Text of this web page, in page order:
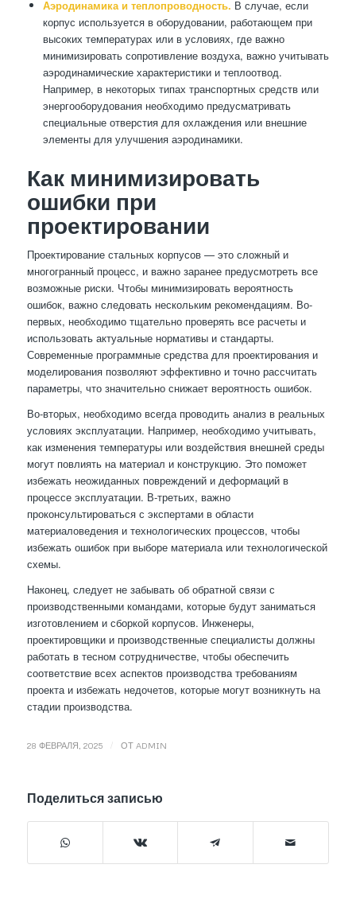
Аэродинамика и теплопроводность. В случае, если
корпус используется в оборудовании, работающем при
высоких температурах или в условиях, где важно
минимизировать сопротивление воздуха, важно учитывать
аэродинамические характеристики и теплоотвод.
Например, в некоторых типах транспортных средств или
энергооборудования необходимо предусматривать
специальные отверстия для охлаждения или внешние
элементы для улучшения аэродинамики.
Как минимизировать
ошибки при
проектировании
Проектирование стальных корпусов — это сложный и
многогранный процесс, и важно заранее предусмотреть все
возможные риски. Чтобы минимизировать вероятность
ошибок, важно следовать нескольким рекомендациям. Во-
первых, необходимо тщательно проверять все расчеты и
использовать актуальные нормативы и стандарты.
Современные программные средства для проектирования и
моделирования позволяют эффективно и точно рассчитать
параметры, что значительно снижает вероятность ошибок.
Во-вторых, необходимо всегда проводить анализ в реальных
условиях эксплуатации. Например, необходимо учитывать,
как изменения температуры или воздействия внешней среды
могут повлиять на материал и конструкцию. Это поможет
избежать неожиданных повреждений и деформаций в
процессе эксплуатации. В-третьих, важно
проконсультироваться с экспертами в области
материаловедения и технологических процессов, чтобы
избежать ошибок при выборе материала или технологической
схемы.
Наконец, следует не забывать об обратной связи с
производственными командами, которые будут заниматься
изготовлением и сборкой корпусов. Инженеры,
проектировщики и производственные специалисты должны
работать в тесном сотрудничестве, чтобы обеспечить
соответствие всех аспектов производства требованиям
проекта и избежать недочетов, которые могут возникнуть на
стадии производства.
28 ФЕВРАЛЯ, 2025 ОТ ADMIN
Поделиться записью